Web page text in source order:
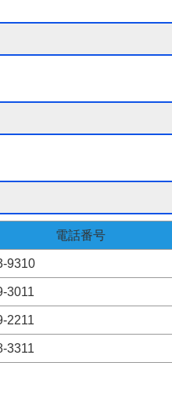
電話番号
9310
3011
2211
3311